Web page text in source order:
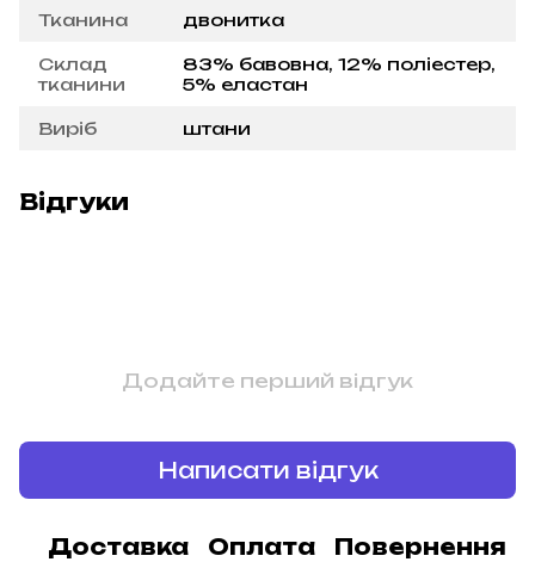
Тканина двонитка
Склад
тканини
83% бавовна, 12% поліестер,
5% еластан
Виріб штани
Відгуки
Додайте перший відгук
Написати відгук
Доставка Оплата Повернення